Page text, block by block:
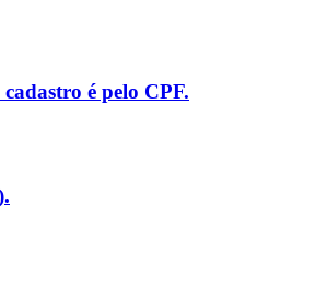
é pelo CPF.